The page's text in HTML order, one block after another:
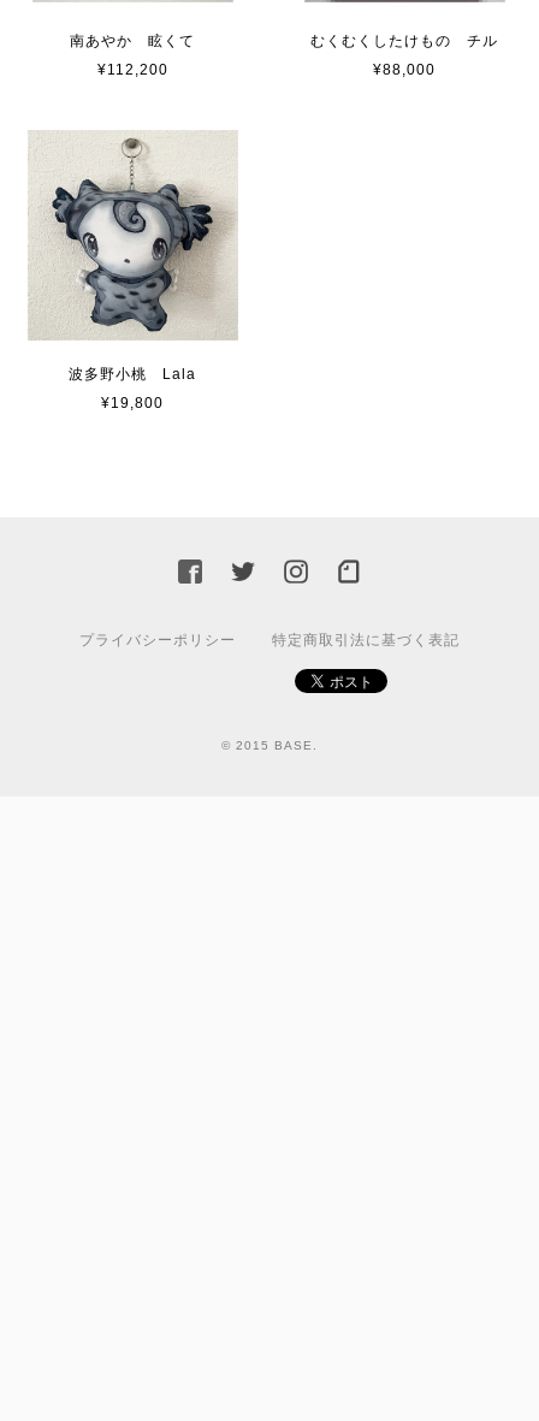
南あやか 眩くて
¥112,200
むくむくしたけもの チル
¥88,000
波多野小桃 Lala
¥19,800
プライバシーポリシー 特定商取引法に基づく表記
© 2015 BASE.